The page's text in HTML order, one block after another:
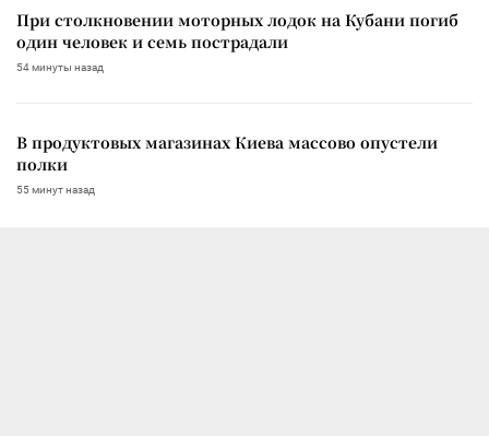
При столкновении моторных лодок на Кубани погиб
один человек и семь пострадали
54 минуты назад
В продуктовых магазинах Киева массово опустели
полки
55 минут назад